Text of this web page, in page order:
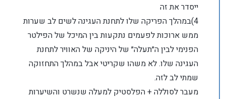
ייסדר את זה
4)במהלך הפריקה שלו לתחנת העגינה לשים לב שערות
ממש ארוכות לפעמים נתקעות בין המיכל של הפילטר
הפנימי לבין ה״תעלה״ של היניקה של האוויר לתחנת
העגינה שלו. לא משהו שקריטי אבל במהלך התחזוקה
שמתי לב לזה.
מעבר לסוללה + הפלסטיק למעלה שנשרט והשיערות